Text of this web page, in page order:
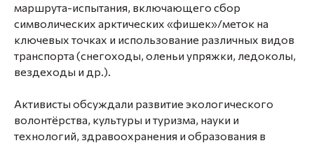
маршрута-испытания, включающего сбор
символических арктических «фишек»/меток на
ключевых точках и использование различных видов
транспорта (снегоходы, оленьи упряжки, ледоколы,
вездеходы и др.).
Активисты обсуждали развитие экологического
волонтёрства, культуры и туризма, науки и
технологий, здравоохранения и образования в